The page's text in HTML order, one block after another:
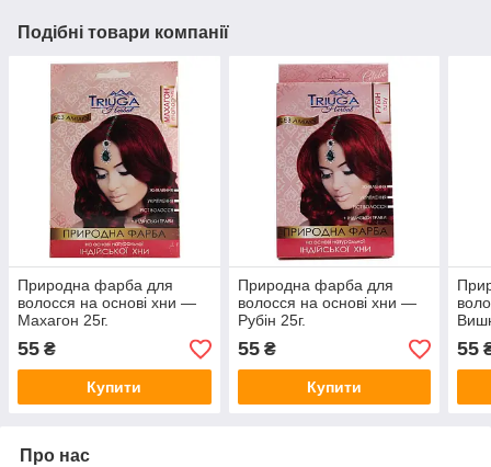
Подібні товари компанії
Природна фарба для
волосся на основі хни —
Махагон 25г.
55 ₴
Купити
Природна фарба для
волосся на основі хни —
Рубін 25г.
55₴
Купити
55
Про нас